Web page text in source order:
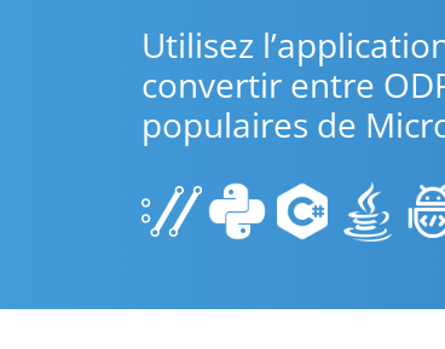
Utilisez
convertir entre
populaires de